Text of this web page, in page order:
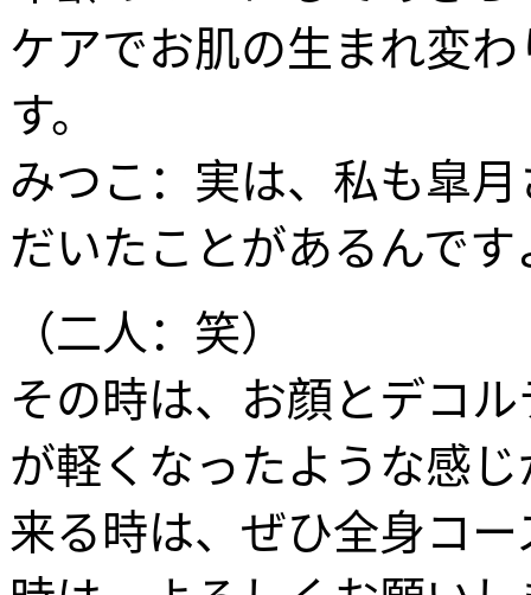
ケアでお肌の生まれ変
す。
みつこ：実は、私も皐
だいたことがあるんです
（二人：笑）
その時は、お顔とデコ
が軽くなったような感
来る時は、ぜひ全身コ